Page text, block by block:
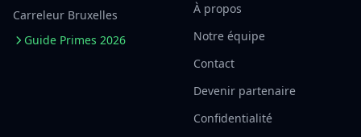
Carreleur Bruxelles
Guide Primes 2026
À propos
Notre équipe
Contact
Devenir partenaire
Confidentialité